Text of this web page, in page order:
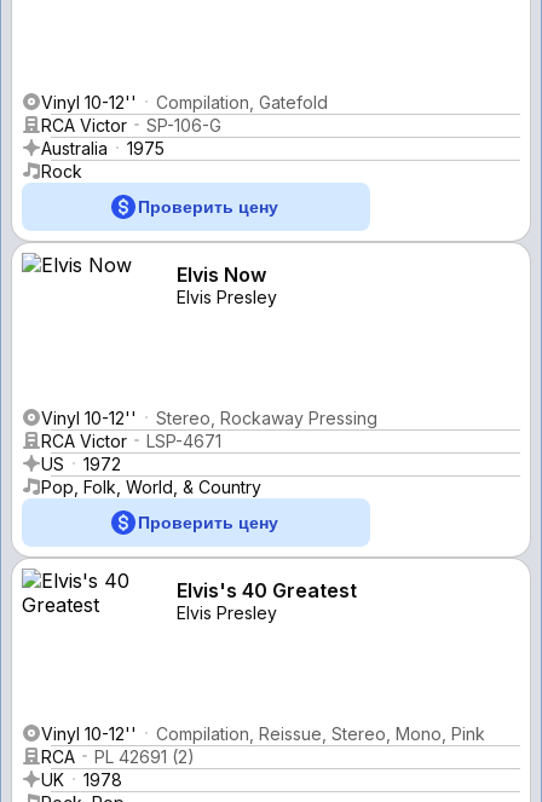
Vinyl 10-12''
Compilation, Gatefold
RCA Victor
SP-106-G
Australia
1975
Rock
Проверить цену
Elvis Now
Elvis Presley
Vinyl 10-12''
Stereo, Rockaway Pressing
RCA Victor
LSP-4671
US
1972
Pop, Folk, World, & Country
Проверить цену
Elvis's 40 Greatest
Elvis Presley
Vinyl 10-12''
Compilation, Reissue, Stereo, Mono, Pink
RCA
PL 42691 (2)
UK
1978